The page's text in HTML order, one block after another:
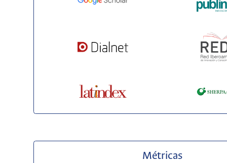
Métricas